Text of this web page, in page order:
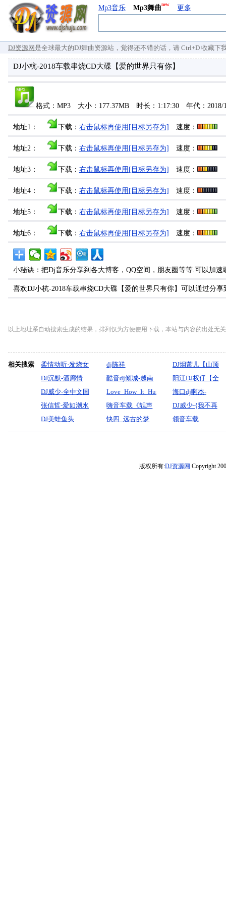
Mp3音乐 Mp3舞曲new 更多
DJ资源网 是全球最大的DJ舞曲资源站，觉得还不错的话，请 Ctrl+D 收藏下
DJ小杭-2018车载串烧CD大碟【爱的世界只有你】
格式：MP3 大小：177.37MB 时长：1:17:30 年代：
地址1： 下载： 右击鼠标再使用[目标另存为] 速度：
地址2： 下载： 右击鼠标再使用[目标另存为] 速度：
地址3： 下载： 右击鼠标再使用[目标另存为] 速度：
地址4： 下载： 右击鼠标再使用[目标另存为] 速度：
地址5： 下载： 右击鼠标再使用[目标另存为] 速度：
地址6： 下载： 右击鼠标再使用[目标另存为] 速度：
小秘诀：把Dj音乐分享到各大博客，QQ空间，朋友圈等等.可以加速
喜欢DJ小杭-2018车载串烧CD大碟【爱的世界只有你】可以通过分
以上地址系自动搜索生成的结果，排列仅为方便使用下载，本站与内容的出处无
相关搜索
柔情动听·发烧女
声《你是我的传
说》车载大碟-酷
音领域-dj贝奇
mix
dj陈祥
DJ烟萧儿【山顶
上的歌-岁月神
偷-往后余生》火
爆动感精品串烧
DJ沉默-酒廊情
歌-太湖船（林玉
英）
酷音dj倾城-越南
鼓【漂洋过海来
看你_画离弦_新
东泰_戏说因果】
阳江DJ权仔【全
英文弹跳上头
《VinaHouse》享
受极限魅力车载
DJ威少-全中文国
粤语(探故知)无
心睡眠鼓2026私
Love_How_It_Hurts_（Tekno_Remix）
DjGibz(1)
海口dj啊杰-
dj2025年精心制
作全中文热播
张信哲-爱如潮水
（DJ杨小林版）
嗨音车载《靓声
妹妹【车载发
DJ威少-{我不再
是特别关注.到了
DJ美蛙鱼头
快四_远古的梦
领音车载
版权所有:DJ资源网 Copyright